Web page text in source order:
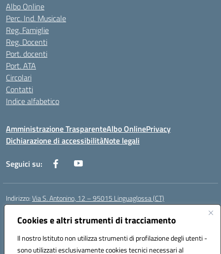
Cookies e altri strumenti di tracciamento
Il nostro Istituto non utilizza strumenti di profilazione degli utenti -
sono utilizzati esclusivamente cookies tecnici necessari al
Albo Online
Perc. Ind. Musicale
Reg. Famiglie
Reg. Docenti
Port. docenti
Port. ATA
Circolari
Contatti
Indice alfabetico
Amministrazione TrasparenteAlbo OnlinePrivacy
Dichiarazione di accessibilitàNote legali
Seguici su:
Indirizzo:Via S. Antonino, 12 – 95015 Linguaglossa (CT)
Centralino:
Posta elettronica certificata (PEC):ctic83200r@pec.istruzione.it
Codice fiscale: 83002470876
Codice meccanografico:CTIC83200R